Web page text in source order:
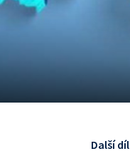
Další díl